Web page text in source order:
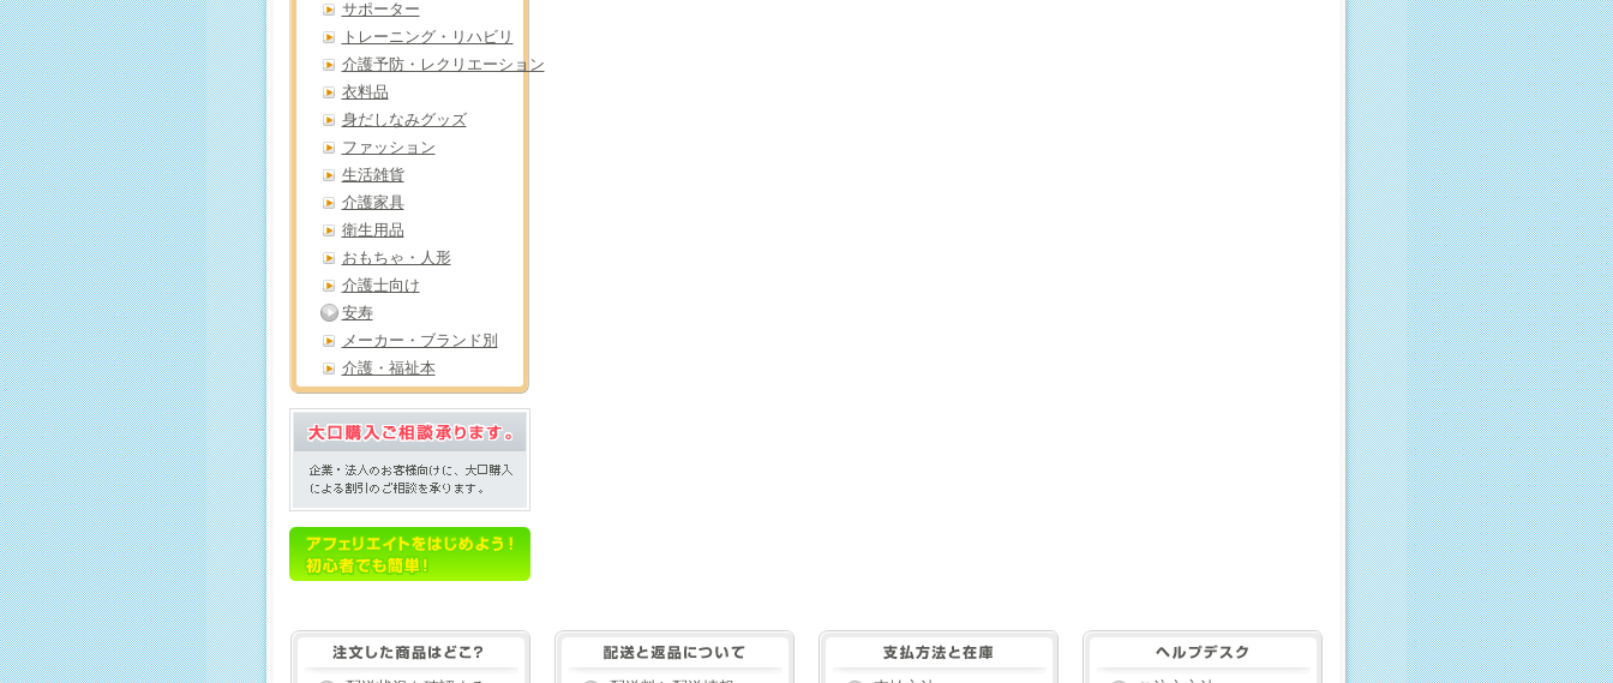
サポーター
トレーニング・リハビリ
介護予防・レクリエーション
衣料品
身だしなみグッズ
ファッション
生活雑貨
介護家具
衛生用品
おもちゃ・人形
介護士向け
安寿
メーカー・ブランド別
介護・福祉本